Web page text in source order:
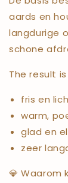
aards en
langdurige
schone
The result
fris en
warm,
glad en
zeer
💎 Waarom